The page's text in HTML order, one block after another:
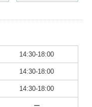
14:30-18:00
14:30-18:00
14:30-18:00